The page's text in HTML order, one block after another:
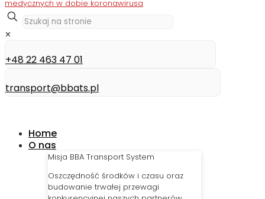
✕
+48 22 463 47 01
transport@bbats.pl
Home
O nas
Misja BBA Transport System
Oszczędność środków i czasu oraz
budowanie trwałej przewagi